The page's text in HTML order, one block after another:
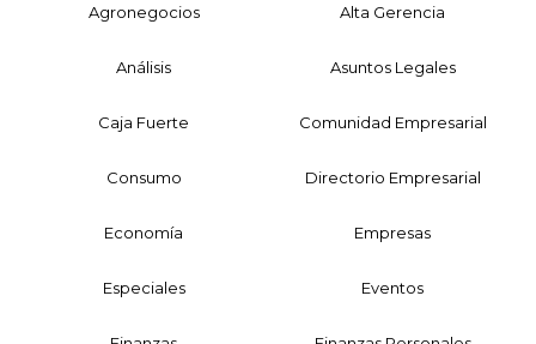
Agronegocios Alta Gerencia
Análisis Asuntos Legales
Caja Fuerte Comunidad Empresarial
Consumo Directorio Empresarial
Economía Empresas
Especiales Eventos